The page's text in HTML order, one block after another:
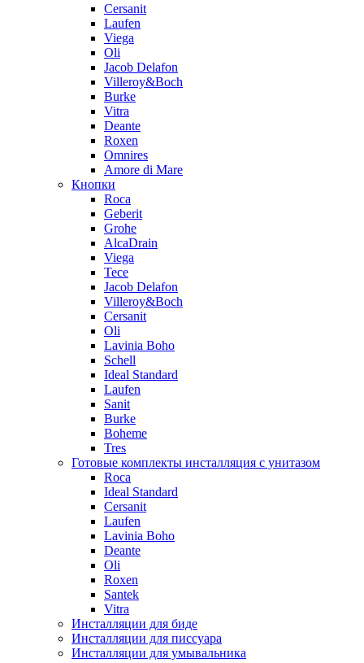
Cersanit
Laufen
Viega
Oli
Jacob Delafon
Villeroy&Boch
Burke
Vitra
Deante
Roxen
Omnires
Amore di Mare
Кнопки
Roca
Geberit
Grohe
AlcaDrain
Viega
Tece
Jacob Delafon
Villeroy&Boch
Cersanit
Oli
Lavinia Boho
Schell
Ideal Standard
Laufen
Sanit
Burke
Boheme
Tres
Готовые комплекты инсталляция с унитазом
Roca
Ideal Standard
Cersanit
Laufen
Lavinia Boho
Deante
Oli
Roxen
Santek
Vitra
Инсталляции для биде
Инсталляции для писсуара
Инсталляции для умывальника